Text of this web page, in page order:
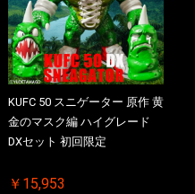
KUFC 50 スニゲーター 原作 黄
金のマスク編 ハイグレード
DXセット 初回限定
￥15,953